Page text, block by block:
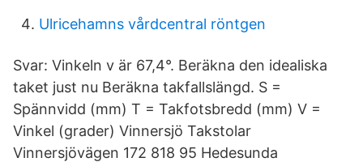
Ulricehamns vårdcentral röntgen
Svar: Vinkeln v är 67,4°. Beräkna den idealiska
taket just nu Beräkna takfallslängd. S =
Spännvidd (mm) T = Takfotsbredd (mm) V =
Vinkel (grader) Vinnersjö Takstolar
Vinnersjövägen 172 818 95 Hedesunda